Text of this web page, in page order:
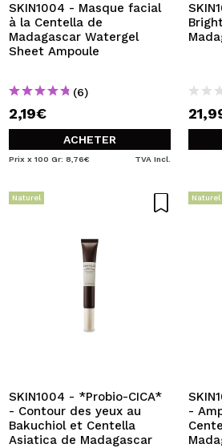
SKIN1004 - Masque facial
à la Centella de
Madagascar Watergel
Sheet Ampoule
(6)
2,19€
ACHETER
Prix x 100 Gr: 8,76€ TVA Incl.
Naturel
SKIN1004 - *Probio-CICA*
- Contour des yeux au
Bakuchiol et Centella
Asiatica de Madagascar
Naturel
-